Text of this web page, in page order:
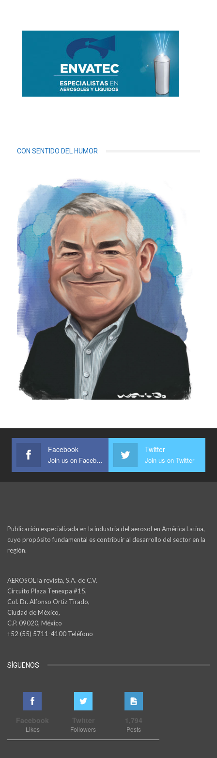
CON SENTIDO DEL HUMOR
Facebook
Join us on Facebook
Twitter
Join us on Twitter
Publicación especializada en la industria del aerosol en América Latina,
cuyo propósito fundamental es contribuir al desarrollo del sector en la
región.
AEROSOL la revista, S.A. de C.V.
Circuito Plaza Tenexpa #15,
Col. Dr. Alfonso Ortiz Tirado,
Ciudad de México,
C.P. 09020, México
+52 (55) 5711-4100 Teléfono
SÍGUENOS
Facebook
Likes
Twitter
Followers
1,794
Posts